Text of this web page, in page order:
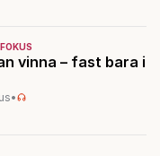
vinna – fast bara i
•